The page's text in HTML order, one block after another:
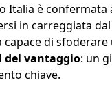
Italia è
in carreggiata
capace di
del vantaggio: un
chiave.